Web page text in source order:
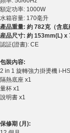
額定功率: 1000W
水箱容量: 170毫升
產品重量: 約 782克（含底
産品尺寸: 約 153mm(L)
認証(證書): CE
包裝內容:
2 in 1 旋轉強力掛燙機 i-
隔熱底座 x1
量杯 x1
說明書 x1
保修期 (月):